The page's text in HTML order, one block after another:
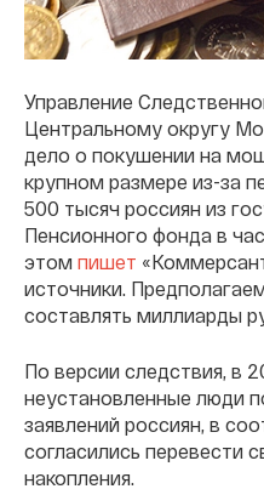
Управление
Центральному округу
дело о покушении на
крупном размере из-за
500 тысяч россиян из
Пенсионного фонда в
этом пишет
источники.
составлять миллиарды
По версии следствия, в
неустановленные люди
заявлений россиян, в
согласились перевести
накопления.